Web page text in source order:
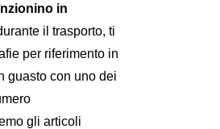
in
il trasporto, ti
per riferimento in
guasto con uno dei
gli articoli